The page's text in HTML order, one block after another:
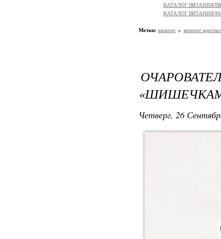
КАТАЛОГ ВЯЗАНИЯ/
КАТАЛОГ ВЯЗАНИЯ/
Метки: вязание вязание
Четверг, 26